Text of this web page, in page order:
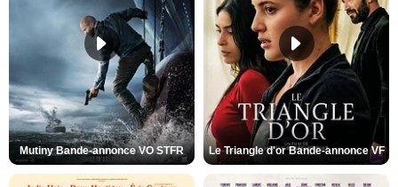
Mutiny Bande-annonce VO STFR Le Triangle d'or Bande-annonce VF